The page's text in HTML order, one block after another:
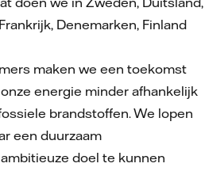
Denemarken, Finland
maken we een toekomst
energie minder afhankelijk
brandstoffen. We lopen
een duurzaam
doel te kunnen